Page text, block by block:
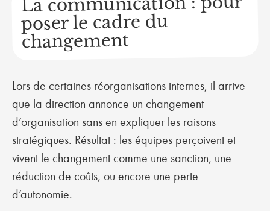
poser le cadre du
changement
Lors de certaines réorganisations internes, il arrive
que la direction annonce un changement
d’organisation sans en expliquer les raisons
stratégiques. Résultat : les équipes perçoivent et
vivent le changement comme une sanction, une
réduction de coûts, ou encore une perte
d’autonomie.